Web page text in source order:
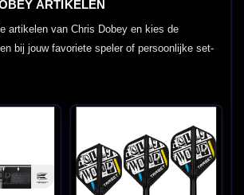
ARTIKELEN
artikelen van Chris Dobey en kies de
bij jouw favoriete speler of persoonlijke set-